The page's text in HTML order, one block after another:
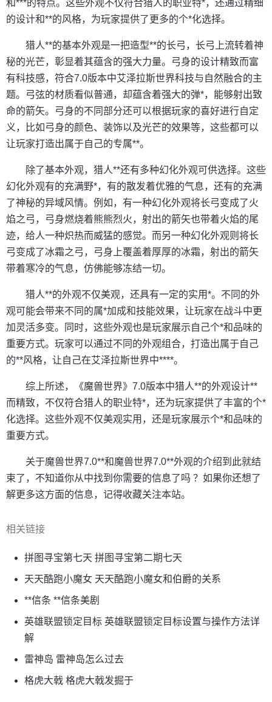
和***的特点。这些外观不仅符合猎人的职业特*，还通过精细
的设计和**的风格，为玩家提供了更多的个*化选择。
猎人**的基本外观是一把造型**的长弓，长弓上流转着神
秘的光芒，彰显着其蕴含的强大力量。弓身的设计精致而富
有科技感，符合7.0版本中艾泽拉斯世界科技与自然融合的主
题。弓弦的材质看似普通，却蕴含着强大的弹*，能够射出致
命的箭矢。弓身的不同部分还可以根据玩家的喜好进行自定
义，比如弓身的颜色、装饰以及光芒的效果等，这些都可以
让玩家打造出属于自己的专属**。
除了基本外观，猎人**还有多种幻化外观可供选择。这些
幻化外观有的充满野*，有的散发着优雅的气息，还有的充满
了神秘的异域风情。例如，有一种幻化外观将长弓变成了火
焰之弓，弓身燃烧着熊熊烈火，射出的箭矢也带着火焰的尾
迹，给人一种炽热而威猛的感觉。而另一种幻化外观则将长
弓变成了冰霜之弓，弓身上覆盖着厚厚的冰霜，射出的箭矢
带着寒冷的气息，仿佛能够冻结一切。
猎人**的外观不仅美观，还具有一定的实用*。不同的外
观可能会带来不同的属*加成和技能效果，让玩家在战斗中更
加灵活多变。同时，这些外观也是玩家展示自己个*和品味的
重要方式。玩家可以通过不同的外观组合，打造出属于自己
的**风格，让自己在艾泽拉斯世界中****。
综上所述，《魔兽世界》7.0版本中猎人**的外观设计**
而精致，不仅符合猎人的职业特*，还为玩家提供了丰富的个*
化选择。这些外观不仅美观实用，还是玩家展示个*和品味的
重要方式。
关于魔兽世界7.0**和魔兽世界7.0**外观的介绍到此就结
束了，不知道你从中找到你需要的信息了吗 ？如果你还想了
解更多这方面的信息，记得收藏关注本站。
相关链接
拼图寻宝第七天 拼图寻宝第二期七天
天天酷跑小魔女 天天酷跑小魔女和伯爵的关系
**信条 **信条美剧
英雄联盟锁定目标 英雄联盟锁定目标设置与操作方法详
解
雷神岛 雷神岛怎么过去
格虎大戟 格虎大戟发掘于